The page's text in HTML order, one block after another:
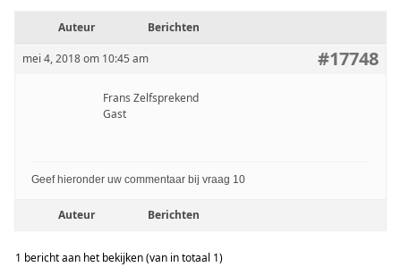
Auteur Berichten
mei 4, 2018 om 10:45 am #17748
Frans Zelfsprekend
Gast
Geef hieronder uw commentaar bij vraag 10
Auteur Berichten
1 bericht aan het bekijken (van in totaal 1)